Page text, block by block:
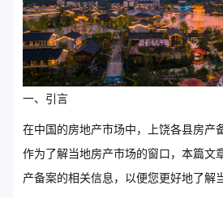
一、引言
在中国的房地产市场中，上饶各县房产
作为了解当地房产市场的窗口，本篇文
产备案的相关信息，以便您更好地了解